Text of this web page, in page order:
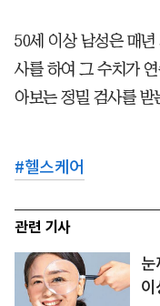
50세 이상 남성은 매
사를 하여 그 수치가
아보는 정밀 검사를 받
#헬스케어
관련 기사
눈
이